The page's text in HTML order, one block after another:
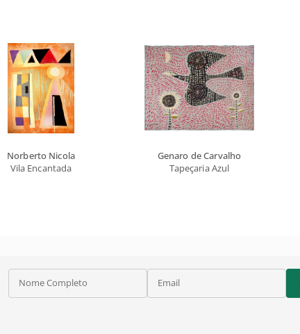
Norberto Nicola
Vila Encantada
Genaro de Carvalho
Tapeçaria Azul
Nome Completo Email